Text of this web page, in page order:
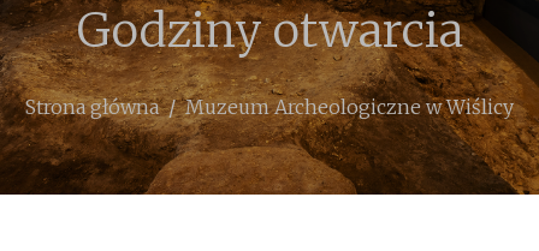
Godziny otwarcia
Ścieżka nawigacyjna
Strona główna Muzeum Archeologiczne w Wiślicy